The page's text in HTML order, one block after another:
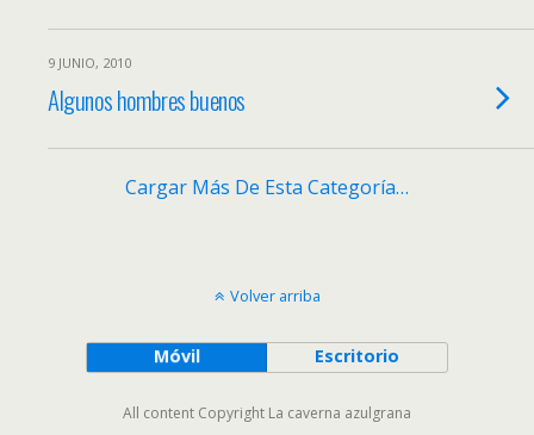
9 JUNIO, 2010
Algunos hombres buenos
Cargar Más De Esta Categoría…
Volver arriba
Móvil Escritorio
All content Copyright La caverna azulgrana